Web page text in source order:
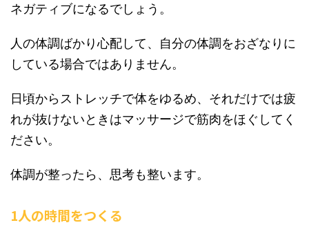
ネガティブになるでしょう。
人の体調ばかり心配して、自分の体調をおざなりに
している場合ではありません。
日頃からストレッチで体をゆるめ、それだけでは疲
れが抜けないときはマッサージで筋肉をほぐしてく
ださい。
体調が整ったら、思考も整います。
1人の時間をつくる